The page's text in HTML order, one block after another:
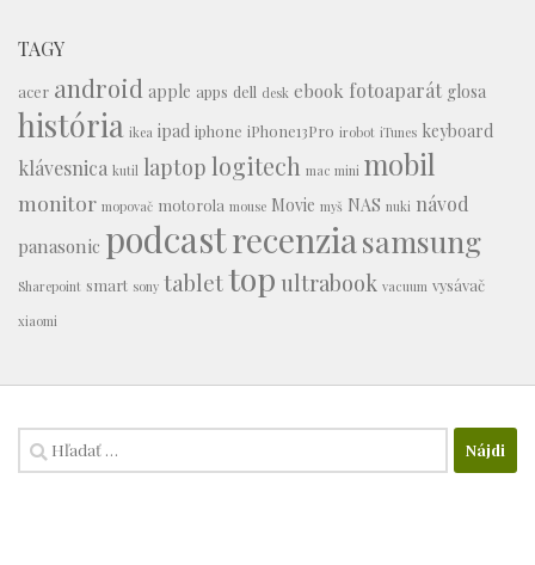
TAGY
acer android apple apps dell desk ebook fotoaparát glosa
história ikea ipad iphone iPhone13Pro irobot iTunes keyboard
klávesnica kutil laptop logitech mac mini mobil
monitor mopovač motorola mouse Movie myš NAS nuki návod
panasonic podcastrecenziasamsung
Sharepoint smart sony tablettop ultrabook vacuum vysávač
xiaomi
Hľadať: